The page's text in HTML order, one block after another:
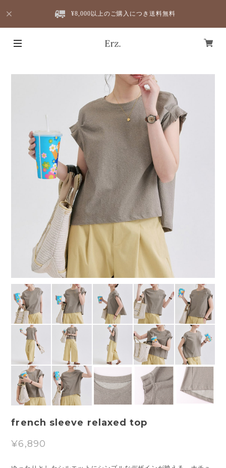
¥8,000以上のご購入につき送料無料
french sleeve relaxed top
¥6,890